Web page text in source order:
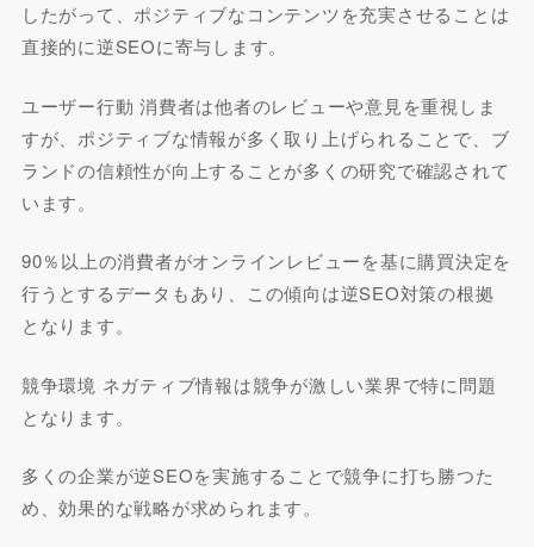
したがって、ポジティブなコンテンツを充実させることは
直接的に逆SEOに寄与します。
ユーザー行動 消費者は他者のレビューや意見を重視しま
すが、ポジティブな情報が多く取り上げられることで、ブ
ランドの信頼性が向上することが多くの研究で確認されて
います。
90％以上の消費者がオンラインレビューを基に購買決定を
行うとするデータもあり、この傾向は逆SEO対策の根拠
となります。
競争環境 ネガティブ情報は競争が激しい業界で特に問題
となります。
多くの企業が逆SEOを実施することで競争に打ち勝つた
め、効果的な戦略が求められます。